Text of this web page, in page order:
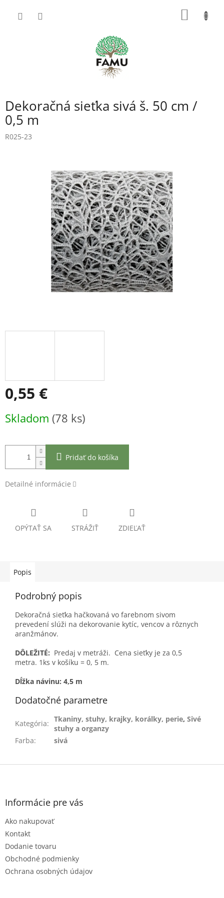
Dekoračná sieťka sivá š. 50 cm /
0,5 m
R025-23
0,55 €
cena:
Skladom (78 ks)
Pridať do košíka
Detailné informácie
OPÝTAŤ SA STRÁŽIŤ ZDIEĽAŤ
Popis
Podrobný popis
Dekoračná sieťka hačkovaná vo farebnom sivom
prevedení slúži na dekorovanie kytíc, vencov a rôznych
aranžmánov.
DÔLEŽITÉ: Predaj v metráži. Cena sieťky je za 0,5
metra. 1ks v košíku = 0, 5 m.
Dĺžka návinu: 4,5 m
Dodatočné parametre
Kategória: Tkaniny, stuhy, krajky, korálky, perie, Sivé
stuhy a organzy
Farba: sivá
Z
Informácie pre vás
Ako nakupovať
Kontakt
Dodanie tovaru
Obchodné podmienky
Ochrana osobných údajov